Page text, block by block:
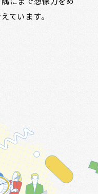
にまで想像力をめ
ています。